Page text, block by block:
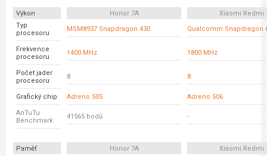
Výkon Honor 7A
Xiaomi Redmi
Typ
procesoru
MSM8937 Snapdragon 430 Qualcomm Snapdragon
Frekvence
procesoru
1400 MHz 1800 MHz
Počet jader
procesoru
8 8
Grafický chip Adreno 505 Adreno 506
AnTuTu
Benchmark
41565 bodů -
Paměť Honor 7A
Xiaomi Redmi